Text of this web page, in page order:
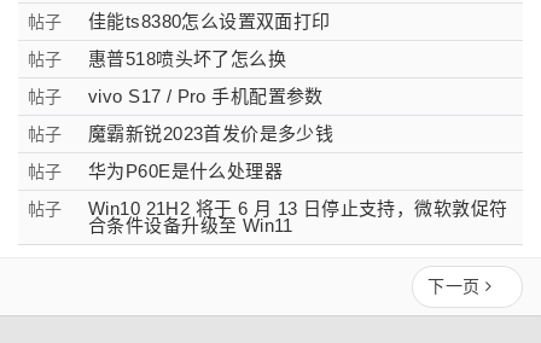
帖子 佳能ts8380怎么设置双面打印
帖子 惠普518喷头坏了怎么换
帖子 vivo S17 / Pro 手机配置参数
帖子 魔霸新锐2023首发价是多少钱
帖子 华为P60E是什么处理器
帖子
Win10 21H2 将于 6 月 13 日停止支持，微软敦促符
合条件设备升级至 Win11
下一页